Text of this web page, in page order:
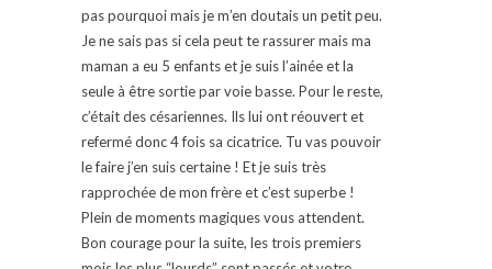
pas pourquoi mais je m’en doutais un petit peu.
Je ne sais pas si cela peut te rassurer mais ma
maman a eu 5 enfants et je suis l’ainée et la
seule à être sortie par voie basse. Pour le reste,
c’était des césariennes. Ils lui ont réouvert et
refermé donc 4 fois sa cicatrice. Tu vas pouvoir
le faire j’en suis certaine ! Et je suis très
rapprochée de mon frère et c’est superbe !
Plein de moments magiques vous attendent.
Bon courage pour la suite, les trois premiers